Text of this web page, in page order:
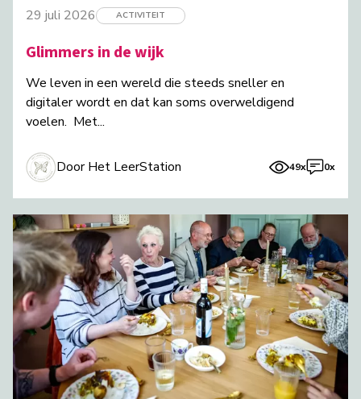
29 juli 2026 ACTIVITEIT
Glimmers in de wijk
We leven in een wereld die steeds sneller en
digitaler wordt en dat kan soms overweldigend
voelen. Met...
Door Het LeerStation 49x 0x